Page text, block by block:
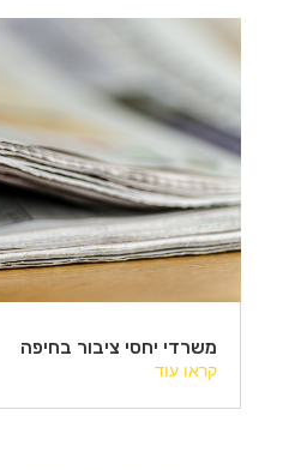
משרדי יחסי ציבור בחיפה
קראו עוד